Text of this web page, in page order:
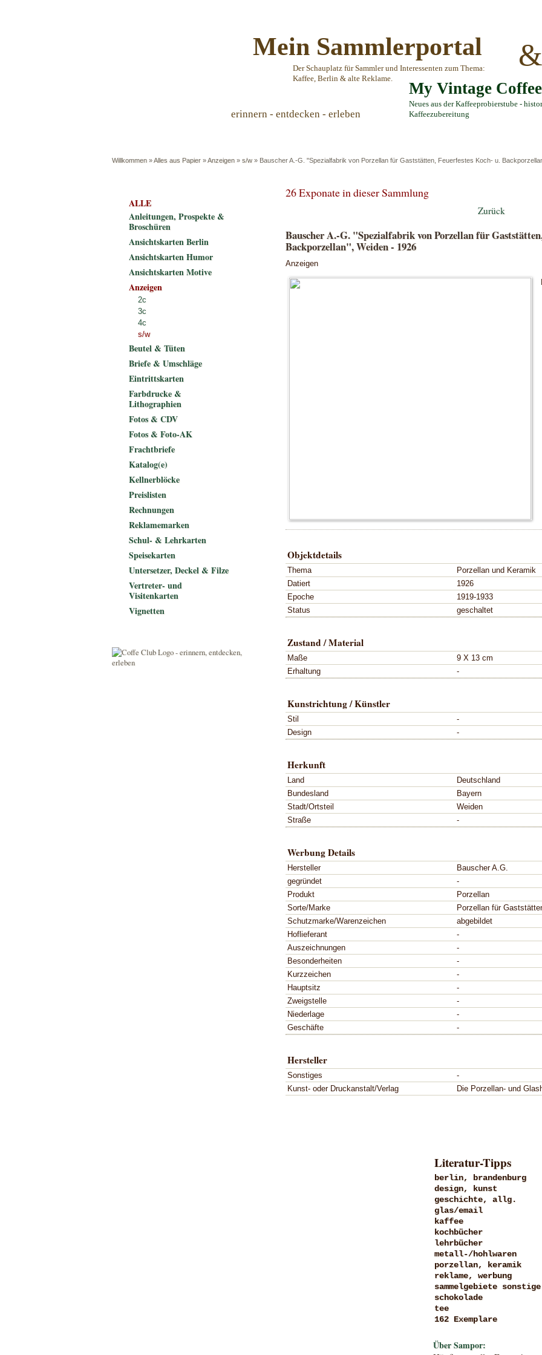
Mein Sammlerportal
Der Schauplatz für Sammler und Interessenten zum Thema:
Kaffee, Berlin & alte Reklame.
&
My Vintage
Neues aus der Kaffeeprobierstube -
Kaffeezubereitung
erinnern - entdecken - erleben
Willkommen »Alles aus Papier »Anzeigen » s/w » Bauscher A.-G. "Spezialfabrik von Porzellan für Gaststätten, Feuerfestes Koch- u.
26 Exponate in dieser Sammlung
Zurück
Bauscher A.-G. "Spezialfabrik von Porzellan für
Backporzellan", Weiden - 1926
Anzeigen
Objektdetails
Thema
Porzellan und Keramik
Datiert
1926
Epoche
1919-1933
Status
geschaltet
Zustand / Material
Maße
9 X 13 cm
Erhaltung
-
Kunstrichtung / Künstler
Stil
-
Design
-
Herkunft
Land
Deutschland
Bundesland
Bayern
Stadt/Ortsteil
Weiden
Straße
-
Werbung Details
Hersteller
Bauscher A.G.
gegründet
-
Produkt
Porzellan
Sorte/Marke
Porzellan für
Schutzmarke/Warenzeichen
abgebildet
Hoflieferant
-
Auszeichnungen
-
Besonderheiten
-
Kurzzeichen
-
Hauptsitz
-
Zweigstelle
-
Niederlage
-
Geschäfte
-
Hersteller
Sonstiges
-
Kunst- oder Druckanstalt/Verlag
Die Porzellan- und
ALLE
Anleitungen, Prospekte &
Broschüren
Ansichtskarten Berlin
Ansichtskarten Humor
Ansichtskarten Motive
Anzeigen
2c
3c
4c
s/w
Beutel & Tüten
Briefe & Umschläge
Eintrittskarten
Farbdrucke &
Lithographien
Fotos & CDV
Fotos & Foto-AK
Frachtbriefe
Katalog(e)
Kellnerblöcke
Preislisten
Rechnungen
Reklamemarken
Schul- & Lehrkarten
Speisekarten
Untersetzer, Deckel & Filze
Vertreter- und
Visitenkarten
Vignetten
Literatur-Tipps
berlin, brandenburg
design, kunst
geschichte, allg.
glas/email
kaffee
kochbücher
lehrbücher
metall-/hohlwaren
porzellan, keramik
reklame, werbung
sammelgebiete sonstige
schokolade
tee
162 Exemplare
Über Sampor: